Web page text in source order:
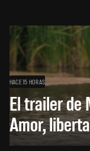
HACE 15 HORAS
El trailer de
Amor,